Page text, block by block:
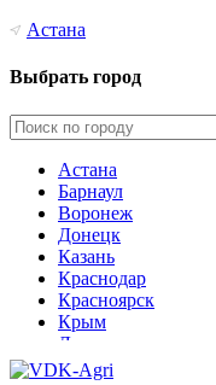
Астана
Выбрать город
Астана
Барнаул
Воронеж
Донецк
Казань
Краснодар
Красноярск
Крым
Луганск
Москва